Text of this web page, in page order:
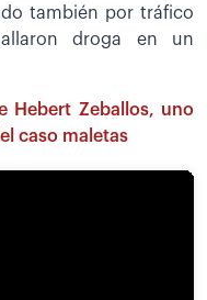
también por tráfico
droga en un
Hebert Zeballos, uno
caso maletas